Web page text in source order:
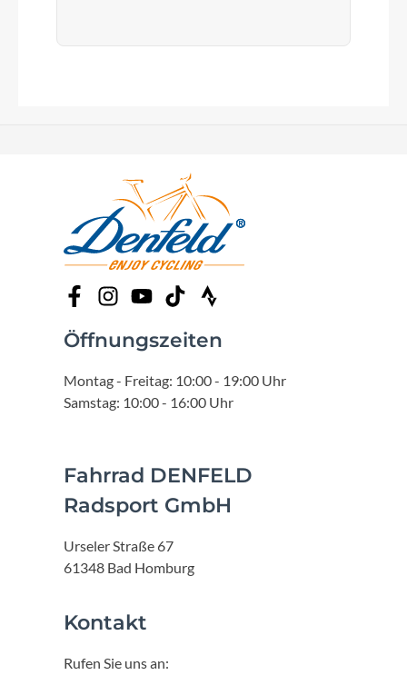
Öffnungszeiten
Montag - Freitag: 10:00 - 19:00 Uhr
Samstag: 10:00 - 16:00 Uhr
Fahrrad DENFELD
Radsport GmbH
Urseler Straße 67
61348 Bad Homburg
Kontakt
Rufen Sie uns an: